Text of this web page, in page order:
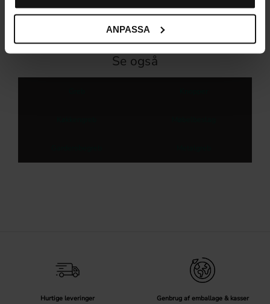
ANPASSA
Se også
Hurtige leveringer Genbrug af emballage & kasser